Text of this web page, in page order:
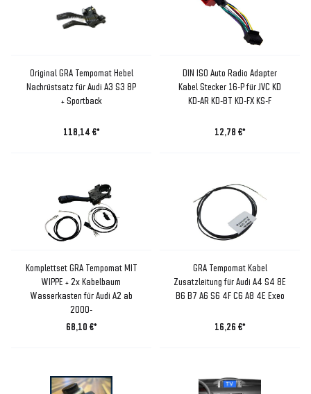
Original GRA Tempomat Hebel
Nachrüstsatz für Audi A3 S3 8P
+ Sportback
118,14 €*
DIN ISO Auto Radio Adapter
Kabel Stecker 16-P für JVC KD
KD-AR KD-BT KD-FX KS-F
12,78 €*
Komplettset GRA Tempomat MIT
WIPPE + 2x Kabelbaum
Wasserkasten für Audi A2 ab
2000-
68,10 €*
GRA Tempomat Kabel
Zusatzleitung für Audi A4 S4 8E
B6 B7 A6 S6 4F C6 A8 4E Exeo
16,26 €*